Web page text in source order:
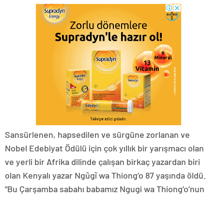
Sansürlenen, hapsedilen ve sürgüne zorlanan ve
Nobel Edebiyat Ödülü için çok yıllık bir yarışmacı olan
ve yerli bir Afrika dilinde çalışan birkaç yazardan biri
olan Kenyalı yazar Ngũgĩ wa Thiong’o 87 yaşında öldü.
“Bu Çarşamba sabahı babamız Ngugi wa Thiong’o’nun